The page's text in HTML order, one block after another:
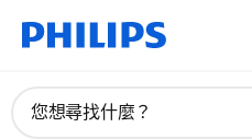
您想尋找什麼？